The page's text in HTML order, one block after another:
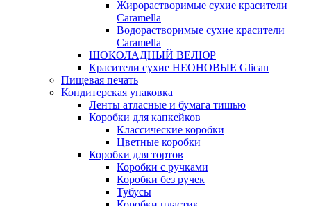
Жирорастворимые сухие красители
Caramella
Водорастворимые сухие красители
Caramella
ШОКОЛАДНЫЙ ВЕЛЮР
Красители сухие НЕОНОВЫЕ Glican
Пищевая печать
Кондитерская упаковка
Ленты атласные и бумага тишью
Коробки для капкейков
Классические коробки
Цветные коробки
Коробки для тортов
Коробки с ручками
Коробки без ручек
Тубусы